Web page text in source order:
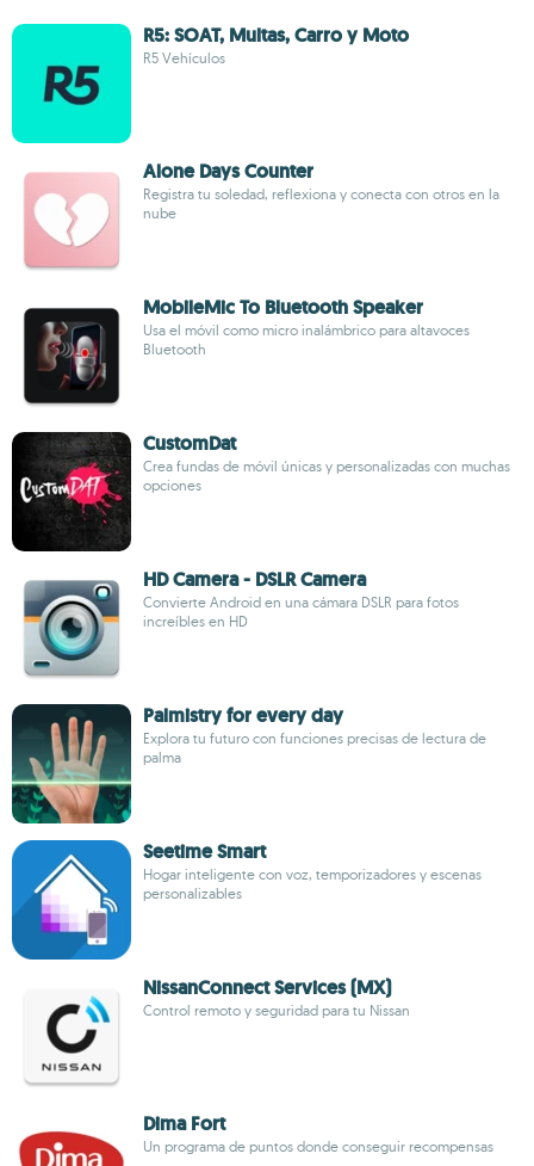
R5: SOAT, Multas, Carro y Moto
R5 Vehículos
Alone Days Counter
Registra tu soledad, reflexiona y conecta con otros en la
nube
MobileMic To Bluetooth Speaker
Usa el móvil como micro inalámbrico para altavoces
Bluetooth
CustomDat
Crea fundas de móvil únicas y personalizadas con muchas
opciones
HD Camera - DSLR Camera
Convierte Android en una cámara DSLR para fotos
increíbles en HD
Palmistry for every day
Explora tu futuro con funciones precisas de lectura de
palma
Seetime Smart
Hogar inteligente con voz, temporizadores y escenas
personalizables
NissanConnect Services (MX)
Control remoto y seguridad para tu Nissan
Dima Fort
Un programa de puntos donde conseguir recompensas